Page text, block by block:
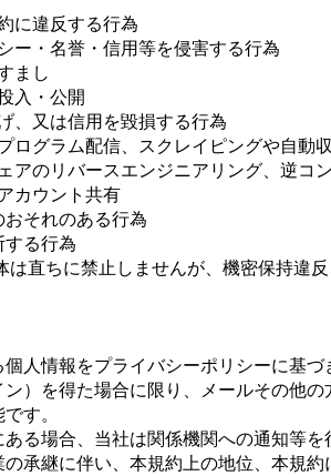
に違反する行為
ー・名誉・信用等を侵害する行為
まし
入・公開
、又は信用を毀損する行為
ログラム配信、スクレイピングや自動
アのリバースエンジニアリング、逆コ
カウント共有
それのある行為
する行為
直ちに禁止しませんが、機密保持違
人情報をプライバシーポリシーに基づ
）を得た場合に限り、メールその他
す。
る場合、当社は関係機関への通知等
承継に伴い、本規約上の地位、本規